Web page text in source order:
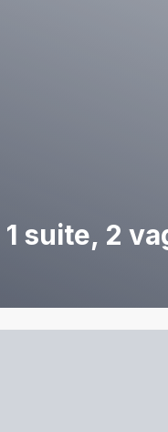
suite, 2